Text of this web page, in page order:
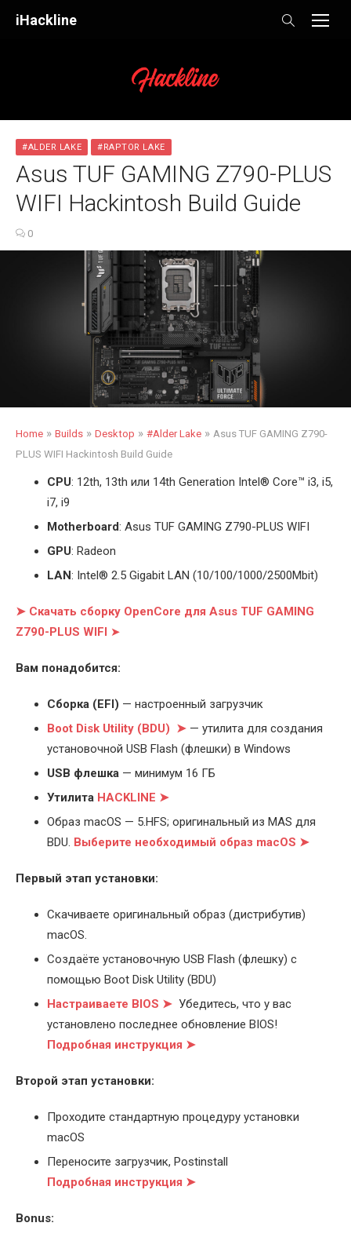
iHackline
#ALDER LAKE #RAPTOR LAKE
Asus TUF GAMING Z790-PLUS
WIFI Hackintosh Build Guide
0
Home » Builds » Desktop » #Alder Lake » Asus TUF GAMING Z790-
PLUS WIFI Hackintosh Build Guide
CPU: 12th, 13th или 14th Generation Intel® Core™ i3, i5,
i7, i9
Motherboard: Asus TUF GAMING Z790-PLUS WIFI
GPU: Radeon
LAN: Intel® 2.5 Gigabit LAN (10/100/1000/2500Mbit)
➤ Скачать сборку OpenCore для Asus TUF GAMING
Z790-PLUS WIFI ➤
Вам понадобится:
Cборка (EFI) — настроенный загрузчик
Boot Disk Utility (BDU) ➤ — утилита для создания
установочной USB Flash (флешки) в Windows
USB флешка — минимум 16 ГБ
Утилита HACKLINE ➤
Образ macOS — 5.HFS; оригинальный из MAS для
BDU. Выберите необходимый образ macOS ➤
Первый этап установки:
Скачиваете оригинальный образ (дистрибутив)
macOS.
Создаёте установочную USB Flash (флешку) с
помощью Boot Disk Utility (BDU)
Настраиваете BIOS ➤ Убедитесь, что у вас
установлено последнее обновление BIOS!
Подробная инструкция ➤
Второй этап установки:
Проходите стандартную процедуру установки
macOS
Переносите загрузчик, Postinstall
Подробная инструкция ➤
Bonus: